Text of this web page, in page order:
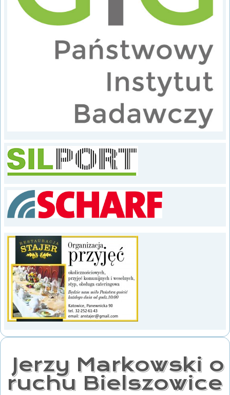
Jerzy Markowski o
ruchu Bielszowice